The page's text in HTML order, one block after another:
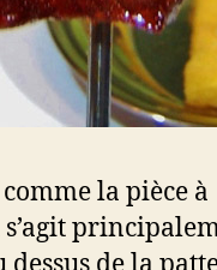
la pièce à